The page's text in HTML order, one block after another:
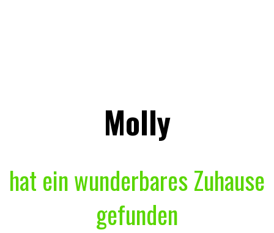
Molly
hat ein wunderbares Zuhause
gefunden